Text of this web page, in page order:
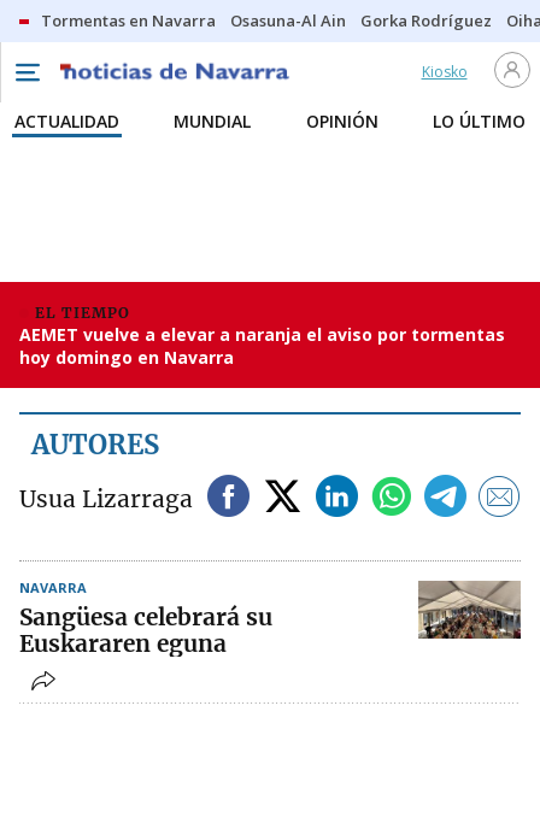
Tormentas en Navarra Osasuna-Al Ain Gorka Rodríguez
Kiosko
ACTUALIDAD MUNDIAL OPINIÓN LO ÚLTIMO
EL TIEMPO
AEMET vuelve a elevar a naranja el aviso por tormentas
hoy domingo en Navarra
AUTORES
Usua Lizarraga
NAVARRA
Sangüesa celebrará su
Euskararen eguna